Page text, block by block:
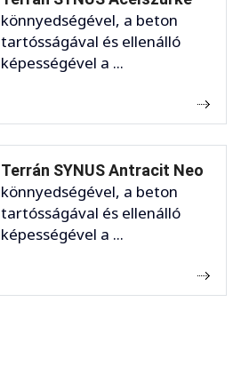
könnyedségével, a beton
tartósságával és ellenálló
képességével a ...
Terrán SYNUS Antracit Neo
könnyedségével, a beton
tartósságával és ellenálló
képességével a ...